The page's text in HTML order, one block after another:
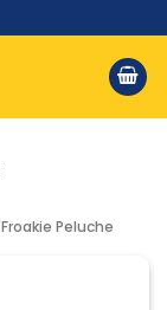
Froakie Peluche